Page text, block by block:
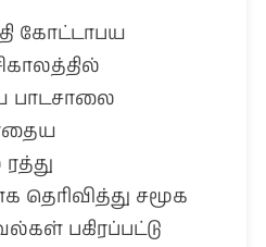
கோட்டாபய
பாடசாலை
தெரிவித்து சமூக
பகிரப்பட்டு